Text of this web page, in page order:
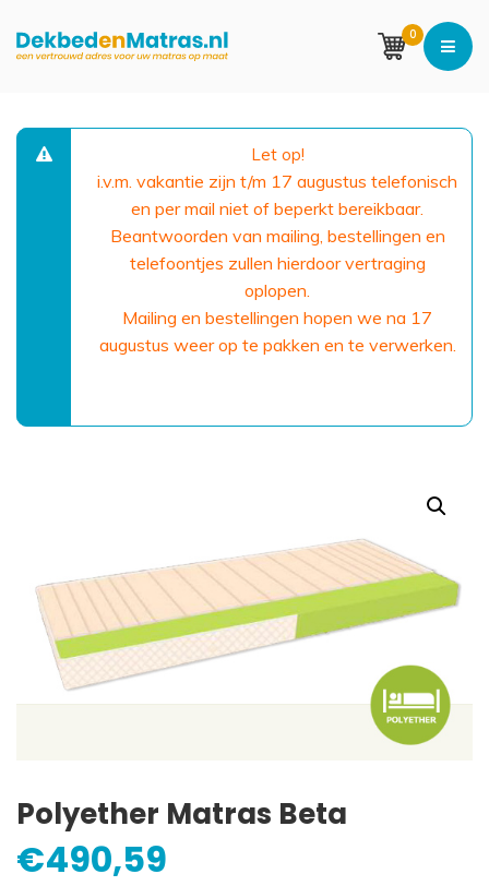
0
Let op!
i.v.m. vakantie zijn t/m 17 augustus telefonisch
en per mail niet of beperkt bereikbaar.
Beantwoorden van mailing, bestellingen en
telefoontjes zullen hierdoor vertraging
oplopen.
Mailing en bestellingen hopen we na 17
augustus weer op te pakken en te verwerken.
Polyether Matras Beta
€490,59